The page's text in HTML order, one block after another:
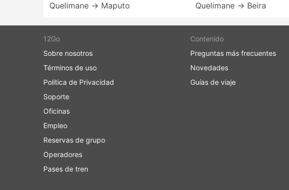
Quelimane → Maputo Quelimane → Beira
12Go
Sobre nosotros
Términos de uso
Política de Privacidad
Soporte
Oficinas
Empleo
Reservas de grupo
Operadores
Pases de tren
Contenido
Preguntas más frecuentes
Novedades
Guías de viaje